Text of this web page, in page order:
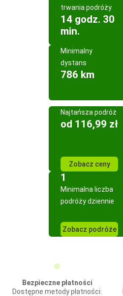
trwania podróży
14 godz. 30
min.
Minimalny
dystans
786 km
Najtańsza podróż
od 116,99 zł
Zobacz ceny
1
Minimalna liczba
podróży dziennie
Zobacz podróże
Bezpieczne płatności
Dostępne metody płatności: